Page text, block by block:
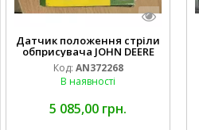
Датчик положення стріли
обприсувача JOHN DEERE
Код: AN372268
В наявності
5 085,00 грн.